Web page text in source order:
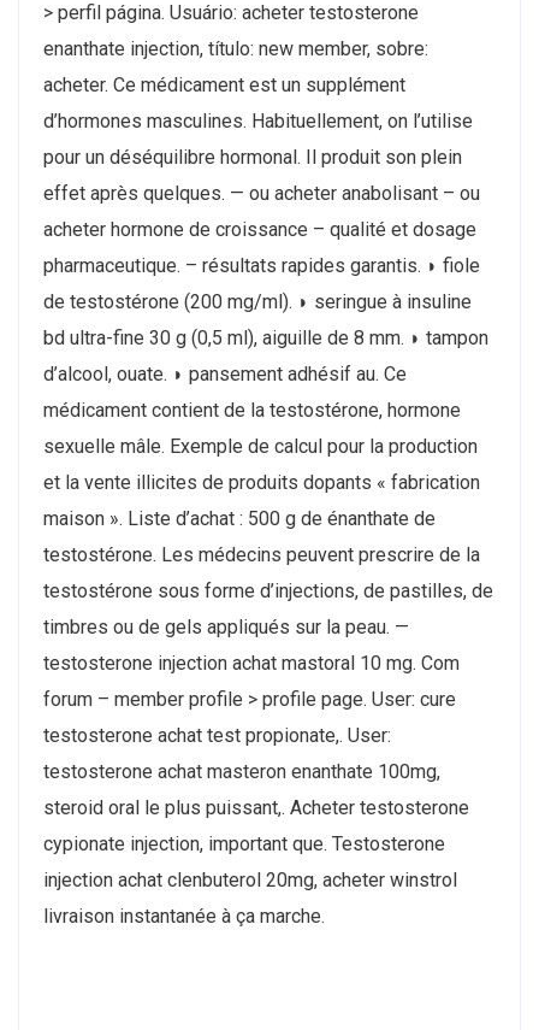
> perfil página. Usuário: acheter testosterone
enanthate injection, título: new member, sobre:
acheter. Ce médicament est un supplément
d’hormones masculines. Habituellement, on l’utilise
pour un déséquilibre hormonal. Il produit son plein
effet après quelques. — ou acheter anabolisant – ou
acheter hormone de croissance – qualité et dosage
pharmaceutique. – résultats rapides garantis. ◗ fiole
de testostérone (200 mg/ml). ◗ seringue à insuline
bd ultra-fine 30 g (0,5 ml), aiguille de 8 mm. ◗ tampon
d’alcool, ouate. ◗ pansement adhésif au. Ce
médicament contient de la testostérone, hormone
sexuelle mâle. Exemple de calcul pour la production
et la vente illicites de produits dopants « fabrication
maison ». Liste d’achat : 500 g de énanthate de
testostérone. Les médecins peuvent prescrire de la
testostérone sous forme d’injections, de pastilles, de
timbres ou de gels appliqués sur la peau. —
testosterone injection achat mastoral 10 mg. Com
forum – member profile > profile page. User: cure
testosterone achat test propionate,. User:
testosterone achat masteron enanthate 100mg,
steroid oral le plus puissant,. Acheter testosterone
cypionate injection, important que. Testosterone
injection achat clenbuterol 20mg, acheter winstrol
livraison instantanée à ça marche.